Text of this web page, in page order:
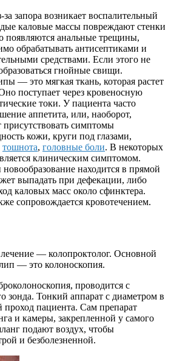
запора возникает воспалительный
каловые массы повреждают стенки
появляются анальные трещины,
обрабатывать антисептиками и
средствами. Если этого не
гнойные свищи.
— это мягкая ткань, которая растет
поступает через кровеносную
токи. У пациента часто
аппетита, или, наоборот,
симптомы
кожи, круги под глазами,
тошнота, головные боли. В некоторых
клиническим симптомом.
находится в прямой
выпадать при дефекации, либо
каловых масс около сфинктера.
сопровождается кровотечением.
лечение — колопроктолог. Основной
— это колоноскопия.
проводится с
зонда. Тонкий аппарат с диаметром в
проход пациента. Сам препарат
и камеры, закрепленной у самого
подают воздух, чтобы
и безболезненной.